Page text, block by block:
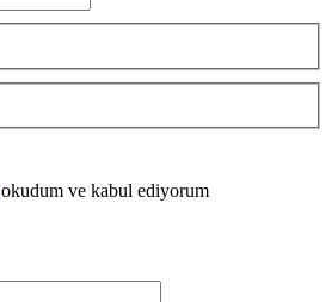
okudum ve kabul ediyorum